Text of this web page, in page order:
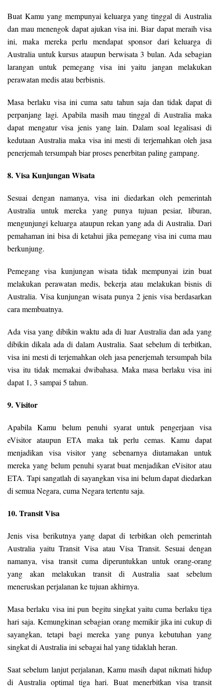
Buat Kamu yang mempunyai keluarga yang tinggal di Australia
dan mau menengok dapat ajukan visa ini. Biar dapat meraih visa
ini, maka mereka perlu mendapat sponsor dari keluarga di
Australia untuk kursus ataupun berwisata 3 bulan. Ada sebagian
larangan untuk pemegang visa ini yaitu jangan melakukan
perawatan medis atau berbisnis.
Masa berlaku visa ini cuma satu tahun saja dan tidak dapat di
perpanjang lagi. Apabila masih mau tinggal di Australia maka
dapat mengatur visa jenis yang lain. Dalam soal legalisasi di
kedutaan Australia maka visa ini mesti di terjemahkan oleh jasa
penerjemah tersumpah biar proses penerbitan paling gampang.
8. Visa Kunjungan Wisata
Sesuai dengan namanya, visa ini diedarkan oleh pemerintah
Australia untuk mereka yang punya tujuan pesiar, liburan,
mengunjungi keluarga ataupun rekan yang ada di Australia. Dari
pemahaman ini bisa di ketahui jika pemegang visa ini cuma mau
berkunjung.
Pemegang visa kunjungan wisata tidak mempunyai izin buat
melakukan perawatan medis, bekerja atau melakukan bisnis di
Australia. Visa kunjungan wisata punya 2 jenis visa berdasarkan
cara membuatnya.
Ada visa yang dibikin waktu ada di luar Australia dan ada yang
dibikin dikala ada di dalam Australia. Saat sebelum di terbitkan,
visa ini mesti di terjemahkan oleh jasa penerjemah tersumpah bila
visa itu tidak memakai dwibahasa. Maka masa berlaku visa ini
dapat 1, 3 sampai 5 tahun.
9. Visitor
Apabila Kamu belum penuhi syarat untuk pengerjaan visa
eVisitor ataupun ETA maka tak perlu cemas. Kamu dapat
menjadikan visa visitor yang sebenarnya diutamakan untuk
mereka yang belum penuhi syarat buat menjadikan eVisitor atau
ETA. Tapi sangatlah di sayangkan visa ini belum dapat diedarkan
di semua Negara, cuma Negara tertentu saja.
10. Transit Visa
Jenis visa berikutnya yang dapat di terbitkan oleh pemerintah
Australia yaitu Transit Visa atau Visa Transit. Sesuai dengan
namanya, visa transit cuma diperuntukkan untuk orang-orang
yang akan melakukan transit di Australia saat sebelum
meneruskan perjalanan ke tujuan akhirnya.
Masa berlaku visa ini pun begitu singkat yaitu cuma berlaku tiga
hari saja. Kemungkinan sebagian orang memikir jika ini cukup di
sayangkan, tetapi bagi mereka yang punya kebutuhan yang
singkat di Australia ini sebagai hal yang tidaklah heran.
Saat sebelum lanjut perjalanan, Kamu masih dapat nikmati hidup
di Australia optimal tiga hari. Buat menerbitkan visa transit